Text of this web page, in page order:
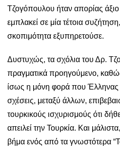
Τζογόπουλου ήταν απορίας
εμπλακεί σε μία τέτοια
σκοπιμότητα εξυπηρετούσε.
Δυστυχώς, τα σχόλια του Δρ.
πραγματικά προηγούμενο,
ίσως η μόνη φορά που Έλληνας
σχέσεις, μεταξύ άλλων,
τουρκικούς ισχυρισμούς ότι
απειλεί την Τουρκία. Και
βήμα ενός από τα γνωστότερα